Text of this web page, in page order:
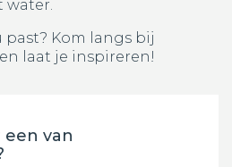
een van
water.
Kom langs bij
en laat je inspireren!